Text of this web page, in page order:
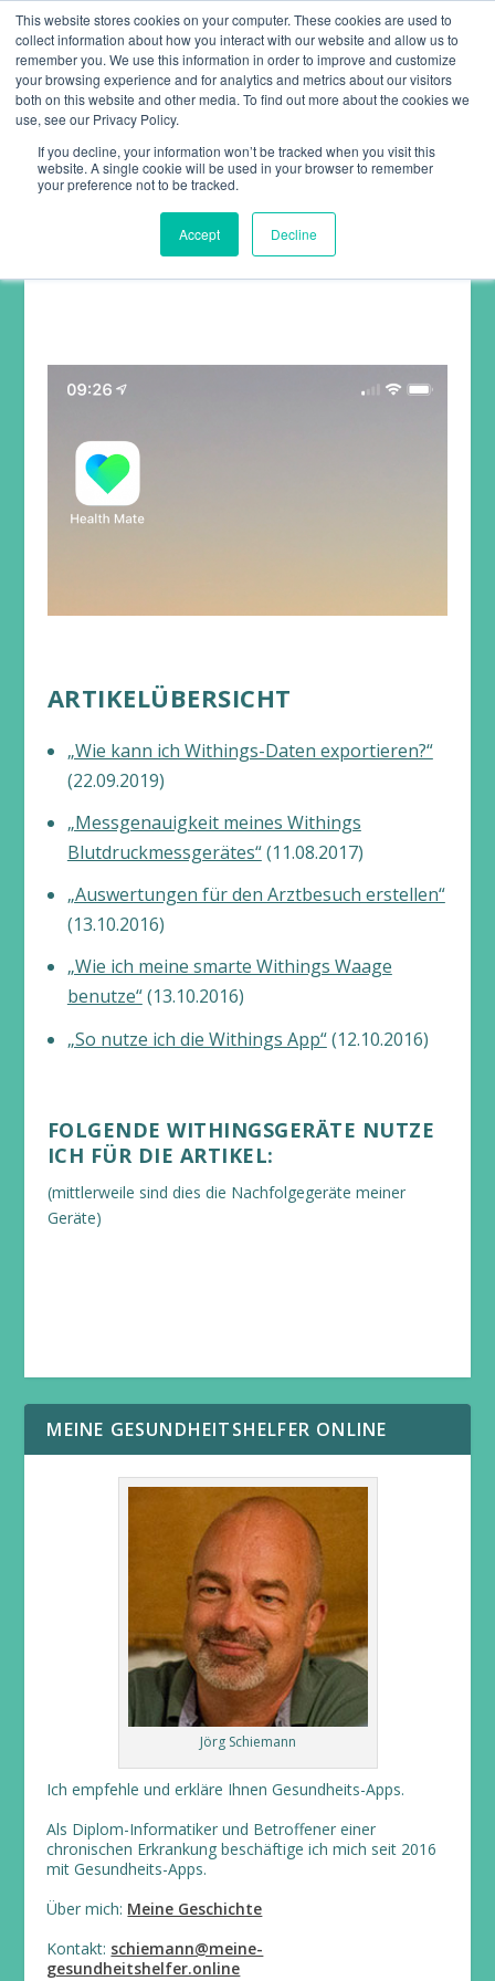
This website stores cookies on your computer. These cookies are used to
collect information about how you interact with our website and allow us to
remember you. We use this information in order to improve and customize
your browsing experience and for analytics and metrics about our visitors
both on this website and other media. To find out more about the cookies we
use, see our Privacy Policy.
If you decline, your information won’t be tracked when you visit this
website. A single cookie will be used in your browser to remember
your preference not to be tracked.
Accept Decline
WITHINGS HEALTH MATE –
ARTIKELÜBERSICHT
ARTIKELÜBERSICHT
„Wie kann ich Withings-Daten exportieren?“
(22.09.2019)
„Messgenauigkeit meines Withings
Blutdruckmessgerätes“(11.08.2017)
„Auswertungen für den Arztbesuch erstellen“
(13.10.2016)
„Wie ich meine smarte Withings Waage
benutze“(13.10.2016)
„So nutze ich die Withings App“(12.10.2016)
FOLGENDE WITHINGSGERÄTE NUTZE
ICH FÜR DIE ARTIKEL:
(mittlerweile sind dies die Nachfolgegeräte meiner
Geräte)
MEINE GESUNDHEITSHELFER ONLINE
Jörg Schiemann
Ich empfehle und erkläre Ihnen Gesundheits-Apps.
Als Diplom-Informatiker und Betroffener einer
chronischen Erkrankung beschäftige ich mich seit 2016
mit Gesundheits-Apps.
Über mich: Meine Geschichte
Kontakt: schiemann@meine-
gesundheitshelfer.online